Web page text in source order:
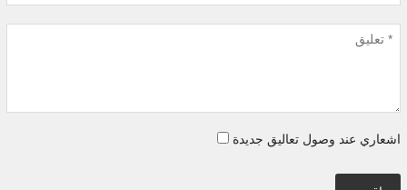
اشعاري عند وصول تعاليق جديدة